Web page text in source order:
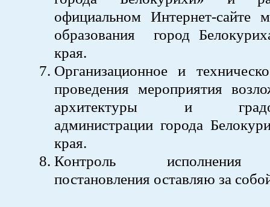
официальном Интернет-сайте
образования город
края.
Организационное и
проведения мероприятия
архитектуры и
администрации города
края.
Контроль исполнения
постановления оставляю за